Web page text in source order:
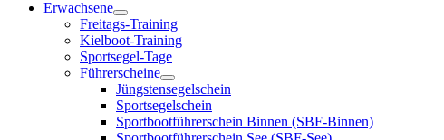
Erwachsene
Freitags-Training
Kielboot-Training
Sportsegel-Tage
Führerscheine
Jüngstensegelschein
Sportsegelschein
Sportbootführerschein Binnen (SBF-Binnen)